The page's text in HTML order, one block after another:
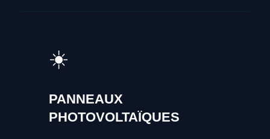
☀️
PANNEAUX
PHOTOVOLTAÏQUES